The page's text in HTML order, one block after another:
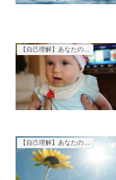
【自己理解】あなたの才能を見つけよう